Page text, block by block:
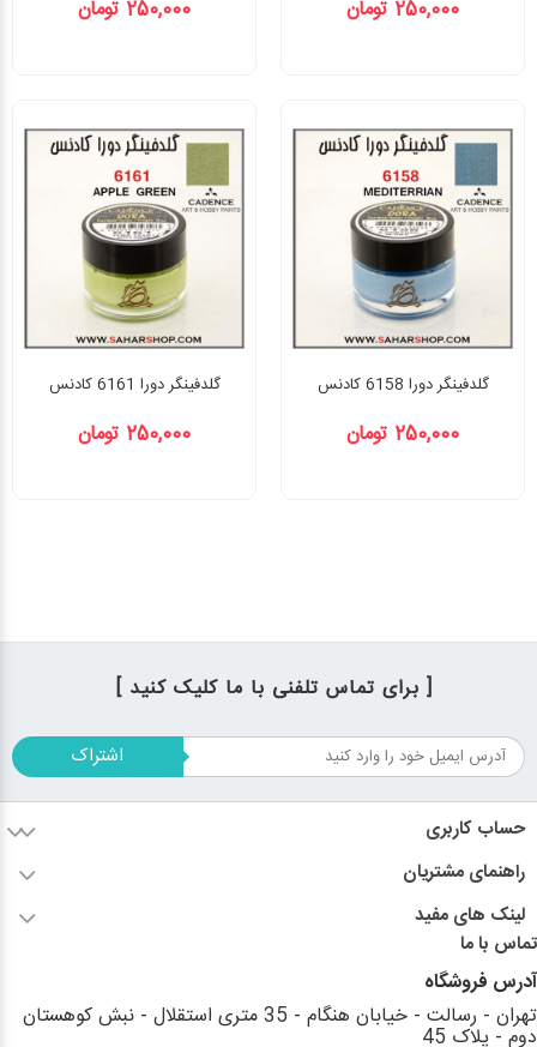
250,000 تومان 250,000 تومان
گلدفینگر دورا 6158 کادنس
250,000 تومان
گلدفینگر دورا 6161 کادنس
250,000 تومان
[ برای تماس تلفنی با ما کلیک کنید ]
اشتراک
حساب کاربری
راهنمای مشتریان
لینک های مفید
تماس با ما
آدرس فروشگاه
تهران - رسالت - خیابان هنگام - 35 متری استقلال - نبش کوهستان
دوم - پلاک 45